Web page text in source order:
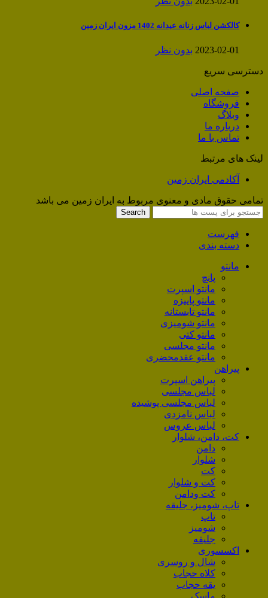
کالکشن لباس زنانه عیدانه 1402 مزون ایران زمین
2023-02-01 بدون نظر
دسترسی سریع
صفحه اصلی
فروشگاه
وبلاگ
درباره ما
تماس با ما
لینک های مرتبط
آکادمی ایران زمین
تمامی حقوق مادی و معنوی مربوط به ایران زمین می باشد
Search
فهرست
دسته بندی
مانتو
پانچ
مانتو اسپرت
مانتو پاییزه
مانتو تابستانه
مانتو شومیزی
مانتو کتی
مانتو مجلسی
مانتو عقد‌محضری
پیراهن
پیراهن اسپرت
لباس مجلسی
لباس مجلسی پوشیده
لباس نامزدی
لباس عروس
کت، دامن، شلوار
دامن
شلوار
کت
کت و شلوار
کت ودامن
تاپ، شومیز، جلیقه
تاپ
شومیز
جلیقه
اکسسوری
شال و روسری
کلاه حجاب
یقه حجاب
ماسک